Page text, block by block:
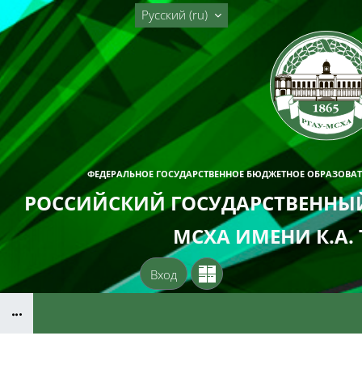
Перейти к основному содержанию
ФЕДЕРАЛЬНОЕ ГОСУДАРСТВЕННОЕ БЮДЖЕТНОЕ
РОССИЙСКИЙ
МСХА ИМЕНИ К.А.
Русский ‎(ru)‎
Вход